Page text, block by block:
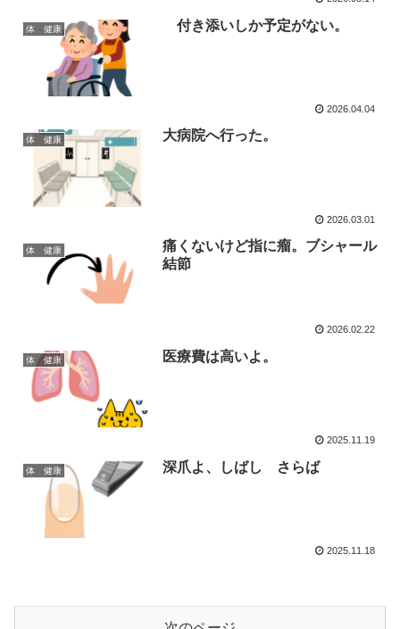
体 健康 付き添いしか予定がない。
2026.04.04
体 健康 大病院へ行った。
2026.03.01
体 健康
痛くないけど指に瘤。ブシャール
結節
2026.02.22
体 健康 医療費は高いよ。
2025.11.19
体 健康 深爪よ、しばし さらば
2025.11.18